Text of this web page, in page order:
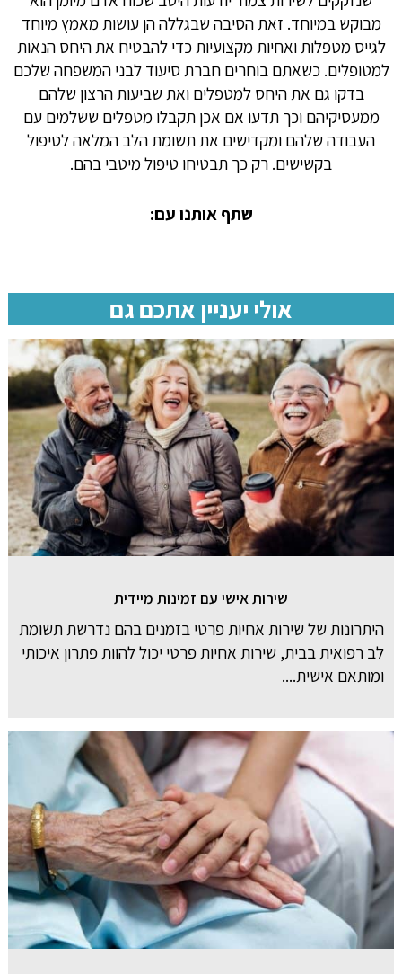
מבוקש במיוחד. זאת הסיבה שבגללה הן עושות מאמץ מיוחד
לגייס מטפלות ואחיות מקצועיות כדי להבטיח את היחס הנאות
למטופלים. כשאתם בוחרים חברת סיעוד לבני המשפחה שלכם
בדקו גם את היחס למטפלים ואת שביעות הרצון שלהם
ממעסיקיהם וכך תדעו אם אכן תקבלו מטפלים ששלמים עם
העבודה שלהם ומקדישים את תשומת הלב המלאה לטיפול
בקשישים. רק כך תבטיחו טיפול מיטבי בהם.
שתף אותנו עם:
אולי יעניין אתכם גם
שירות אישי עם זמינות מיידית
היתרונות של שירות אחיות פרטי בזמנים בהם נדרשת תשומת
לב רפואית בבית, שירות אחיות פרטי יכול להוות פתרון איכותי
ומותאם אישית....